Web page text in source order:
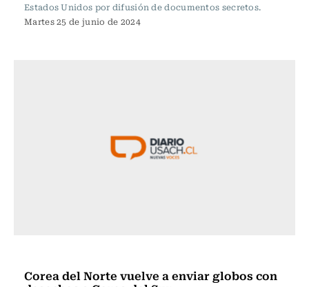
Estados Unidos por difusión de documentos secretos.
Martes 25 de junio de 2024
Corea del Norte vuelve a enviar globos con